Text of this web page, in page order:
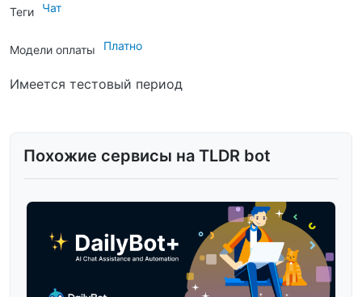
Теги Чат
Модели оплаты Платно
Имеется тестовый период
Похожие сервисы на TLDR bot